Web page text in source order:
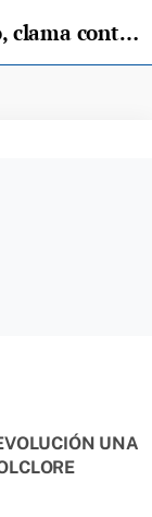
El GFI El Ventolín, de Pola de Siero, clama contra el inexistente apoyo del ayuntamiento
UNA